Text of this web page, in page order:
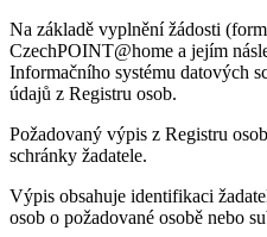
Na základě vyplnění žádosti
CzechPOINT@home a jejím
Informačního systému datových
údajů z Registru osob.
Požadovaný výpis z Registru
schránky žadatele.
Výpis obsahuje identifikaci
osob o požadované osobě nebo